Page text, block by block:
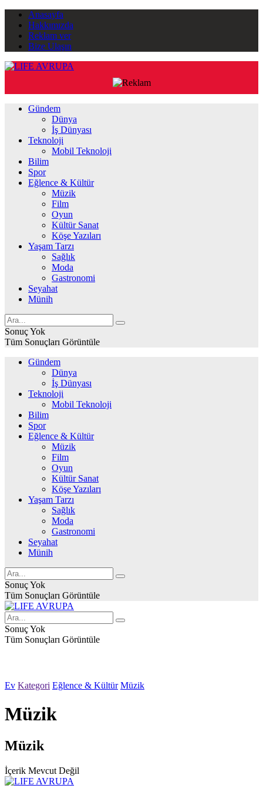
Anasayfa
Hakkımızda
Reklam ver
Bize Ulaşın
Gündem
Dünya
İş Dünyası
Teknoloji
Mobil Teknoloji
Bilim
Spor
Eğlence & Kültür
Müzik
Film
Oyun
Kültür Sanat
Köşe Yazıları
Yaşam Tarzı
Sağlık
Moda
Gastronomi
Seyahat
Münih
Sonuç Yok
Tüm Sonuçları Görüntüle
Gündem
Dünya
İş Dünyası
Teknoloji
Mobil Teknoloji
Bilim
Spor
Eğlence & Kültür
Müzik
Film
Oyun
Kültür Sanat
Köşe Yazıları
Yaşam Tarzı
Sağlık
Moda
Gastronomi
Seyahat
Münih
Sonuç Yok
Tüm Sonuçları Görüntüle
Sonuç Yok
Tüm Sonuçları Görüntüle
Ev Kategori Eğlence & Kültür Müzik
Müzik
Müzik
İçerik Mevcut Değil